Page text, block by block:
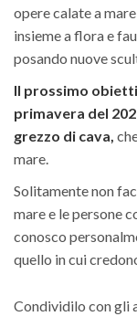
opere calate a
insieme a flora e
posando nuove
Il prossimo
primavera del
grezzo di cava,
mare.
Solitamente non
mare e le persone
conosco
quello in cui
Condividilo con gli